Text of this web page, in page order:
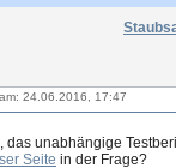
24.06.2016, 17:47
das unabhängige
Seite in der Frage?